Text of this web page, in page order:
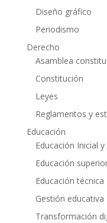
Diseño gráfico
Periodismo
Derecho
Asamblea
Constitución
Leyes
Reglamentos y
Educación
Educación Inicial y
Educación
Educación técnica
Gestión educativa
Transformación